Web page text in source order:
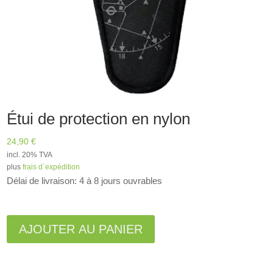
Étui de protection en nylon
24,90€
incl. 20% TVA
plusfrais d´expédition
Délai de livraison: 4 à 8 jours ouvrables
AJOUTER AU PANIER